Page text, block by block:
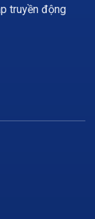
truyền động